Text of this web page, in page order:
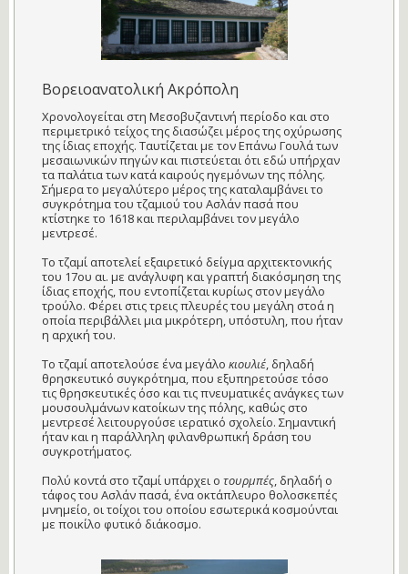
Βορειοανατολική Ακρόπολη
Χρονολογείται στη Μεσοβυζαντινή περίοδο και στο
περιμετρικό τείχος της διασώζει μέρος της οχύρωσης
της ίδιας εποχής. Ταυτίζεται με τον Επάνω Γουλά των
μεσαιωνικών πηγών και πιστεύεται ότι εδώ υπήρχαν
τα παλάτια των κατά καιρούς ηγεμόνων της πόλης.
Σήμερα το μεγαλύτερο μέρος της καταλαμβάνει το
συγκρότημα του τζαμιού του Ασλάν πασά που
κτίστηκε το 1618 και περιλαμβάνει τον μεγάλο
μεντρεσέ.
Το τζαμί αποτελεί εξαιρετικό δείγμα αρχιτεκτονικής
του 17ου αι. με ανάγλυφη και γραπτή διακόσμηση της
ίδιας εποχής, που εντοπίζεται κυρίως στον μεγάλο
τρούλο. Φέρει στις τρεις πλευρές του μεγάλη στοά η
οποία περιβάλλει μια μικρότερη, υπόστυλη, που ήταν
η αρχική του.
Το τζαμί αποτελούσε ένα μεγάλο κιουλιέ, δηλαδή
θρησκευτικό συγκρότημα, που εξυπηρετούσε τόσο
τις θρησκευτικές όσο και τις πνευματικές ανάγκες των
μουσουλμάνων κατοίκων της πόλης, καθώς στο
μεντρεσέ λειτουργούσε ιερατικό σχολείο. Σημαντική
ήταν και η παράλληλη φιλανθρωπική δράση του
συγκροτήματος.
Πολύ κοντά στο τζαμί υπάρχει ο τουρμπές, δηλαδή ο
τάφος του Ασλάν πασά, ένα οκτάπλευρο θολοσκεπές
μνημείο, οι τοίχοι του οποίου εσωτερικά κοσμούνται
με ποικίλο φυτικό διάκοσμο.